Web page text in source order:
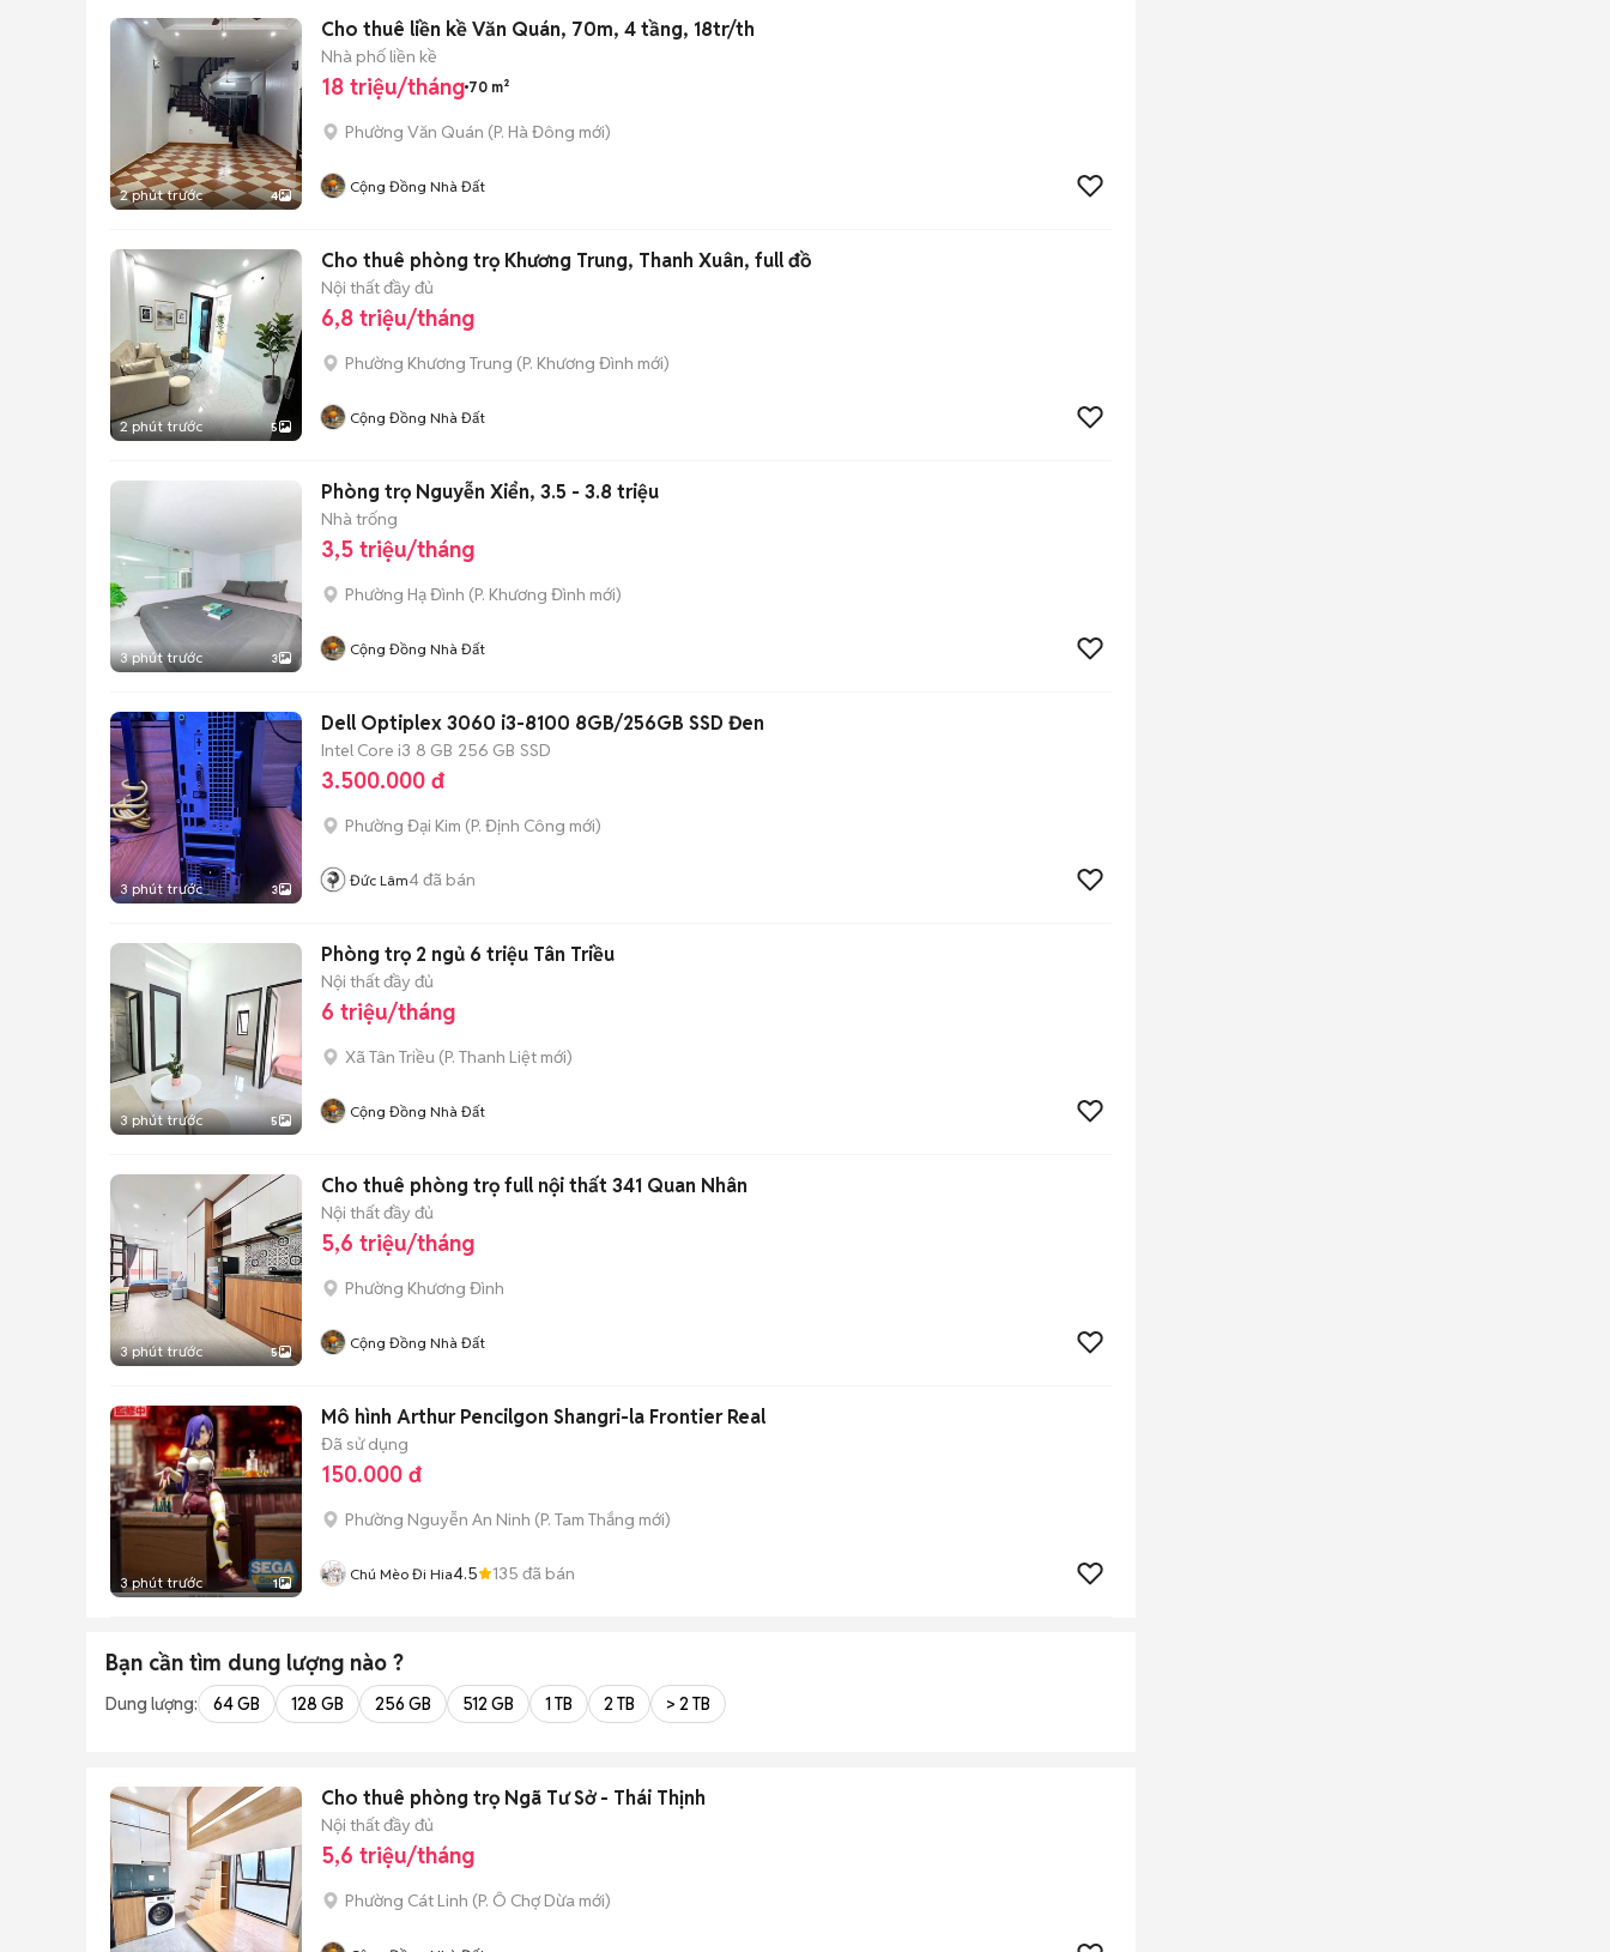
2 phút trước 4
Cho thuê liền kề Văn Quán, 70m, 4 tầng, 18tr/th
Nhà phố liền kề
18 triệu/tháng 70 m²
Phường Văn Quán (P. Hà Đông mới)
Cộng Đồng Nhà Đất
2 phút trước 5
Cho thuê phòng trọ Khương Trung, Thanh Xuân, full đồ
Nội thất đầy đủ
6,8 triệu/tháng
Phường Khương Trung (P. Khương Đình mới)
Cộng Đồng Nhà Đất
3 phút trước 3
Phòng trọ Nguyễn Xiển, 3.5 - 3.8 triệu
Nhà trống
3,5 triệu/tháng
Phường Hạ Đình (P. Khương Đình mới)
Cộng Đồng Nhà Đất
3 phút trước 3
Dell Optiplex 3060 i3-8100 8GB/256GB SSD Đen
Intel Core i3 8 GB 256 GB SSD
3.500.000 đ
Phường Đại Kim (P. Định Công mới)
Đức Lâm4đã bán
3 phút trước 5
Phòng trọ 2 ngủ 6 triệu Tân Triều
Nội thất đầy đủ
6 triệu/tháng
Xã Tân Triều (P. Thanh Liệt mới)
Cộng Đồng Nhà Đất
3 phút trước 5
Cho thuê phòng trọ full nội thất 341 Quan Nhân
Nội thất đầy đủ
5,6 triệu/tháng
Phường Khương Đình
Cộng Đồng Nhà Đất
3 phút trước 1
Mô hình Arthur Pencilgon Shangri-la Frontier Real
Đã sử dụng
150.000 đ
Phường Nguyễn An Ninh (P. Tam Thắng mới)
Chú Mèo Đi Hia4.5 135 đã bán
Bạn cần tìm dung lượng nào ?
Dung lượng: 64 GB 128 GB 256 GB 512 GB 1 TB 2 TB > 2 TB
Cho thuê phòng trọ Ngã Tư Sở - Thái Thịnh
Nội thất đầy đủ
5,6 triệu/tháng
Phường Cát Linh (P. Ô Chợ Dừa mới)